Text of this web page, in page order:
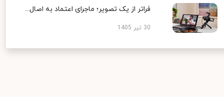
فراتر از یک تصویر؛ ماجرای اعتماد به اصال...
30 تیر 1405